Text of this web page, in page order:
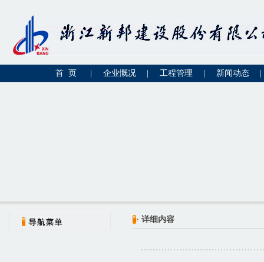
首 页 企业慨况 工程管理 新闻动态
详细内容